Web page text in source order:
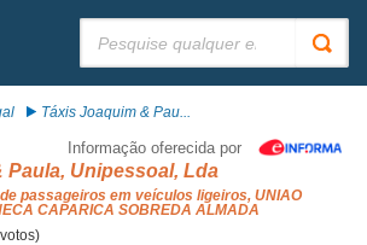
Táxis Joaquim & Pau...
Informação oferecida por
Paula, Unipessoal, Lda
passageiros em veículos ligeiros, UNIAO
CAPARICA SOBREDA ALMADA
votos)